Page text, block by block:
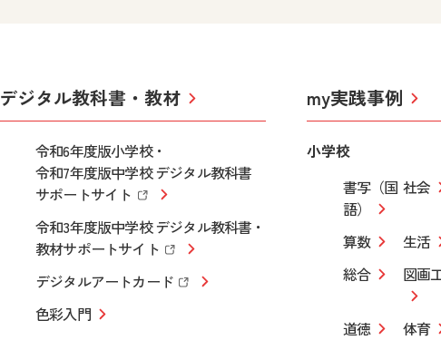
デジタル教科書・教材
令和6年度版小学校・
令和7年度版中学校 デジタル教科書
サポートサイト
令和3年度版中学校 デジタル教科書・
教材サポートサイト
デジタルアートカード
色彩入門
my実践事例
小学校
書写（国
語）
社会
算数
生活
総合
図画
道徳 体育